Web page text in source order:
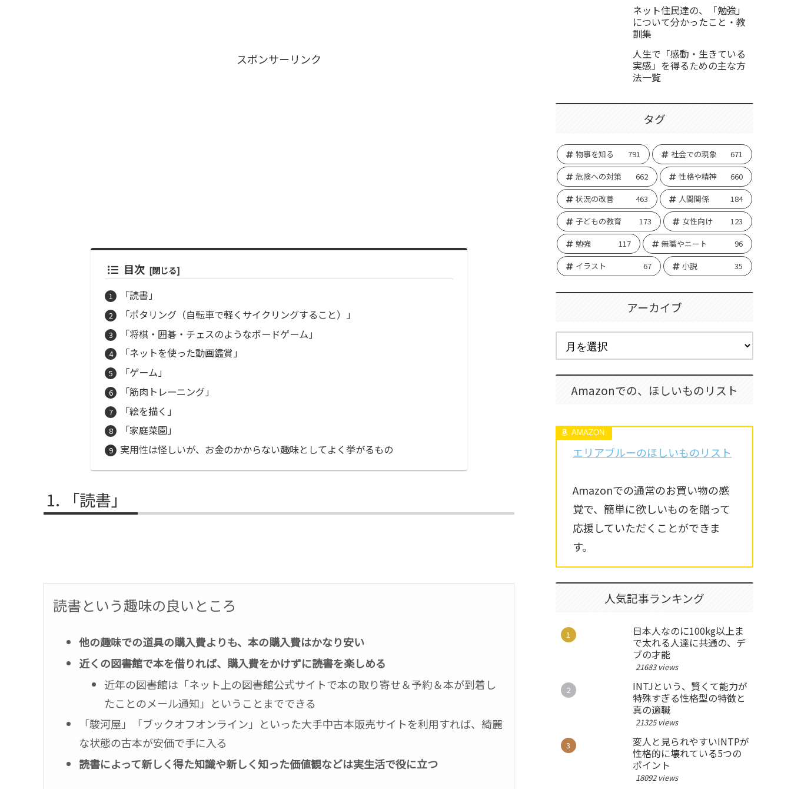
スポンサーリンク
目次
「読書」
「ポタリング（自転車で軽くサイクリングすること）」
「将棋・囲碁・チェスのようなボードゲーム」
「ネットを使った動画鑑賞」
「ゲーム」
「筋肉トレーニング」
「絵を描く」
「家庭菜園」
実用性は怪しいが、お金のかからない趣味としてよく挙がるもの
「読書」
読書という趣味の良いところ
他の趣味での道具の購入費よりも、本の購入費はかなり安い
近くの図書館で本を借りれば、購入費をかけずに読書を楽しめる
近年の図書館は「ネット上の図書館公式サイトで本の取り寄せ＆予約＆本が到着し
たことのメール通知」ということまでできる
「駿河屋」「ブックオフオンライン」といった大手中古本販売サイトを利用すれば、綺麗
な状態の古本が安価で手に入る
読書によって新しく得た知識や新しく知った価値観などは実生活で役に立つ
ネット住民達の、「勉強」
について分かったこと・教
訓集
人生で「感動・生きている
実感」を得るための主な方
法一覧
タグ
物事を知る 791 社会での現象
671
危険への対策
662 性格や精神
660
状況の改善
463 人間関係
184
子どもの教育
173 女性向け
123
勉強
117 無職やニート
96
イラスト
67 小説 35
アーカイブ
Amazonでの、ほしいものリスト
エリアブルーのほしいものリスト
Amazonでの通常のお買い物の感
覚で、簡単に欲しいものを贈って
応援していただくことができま
す。
人気記事ランキング
日本人なのに100kg以上ま
で太れる人達に共通の、デ
ブの才能
21683 views
INTJという、賢くて能力が
特殊すぎる性格型の特徴と
真の適職
21325 views
変人と見られやすいINTPが
性格的に壊れている5つの
ポイント
18092 views